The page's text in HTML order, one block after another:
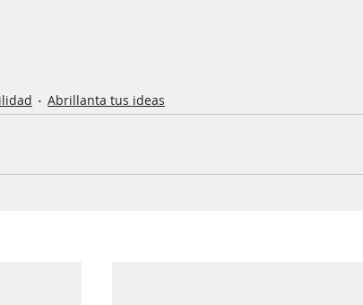
Abrillanta tus ideas